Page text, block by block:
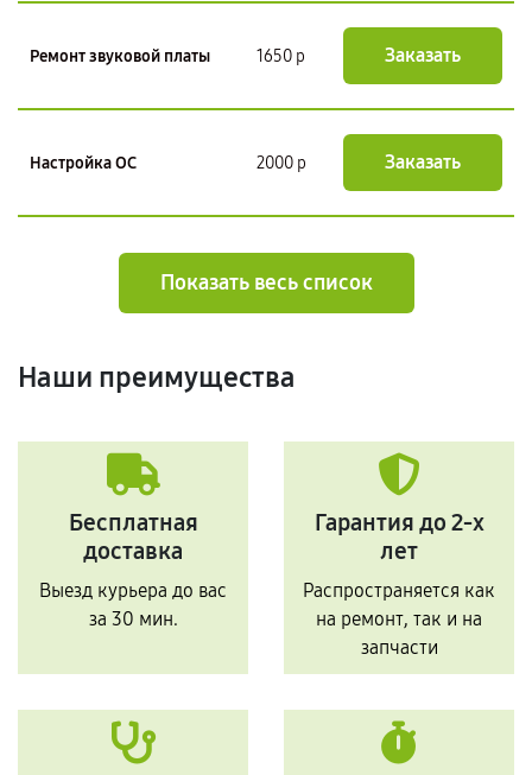
Ремонт звуковой платы 1650 р Заказать
Настройка ОС 2000 р Заказать
Показать весь список
Наши преимущества
Бесплатная
доставка
Выезд курьера до вас
за 30 мин.
Гарантия до 2-х
лет
Распространяется как
на ремонт, так и на
запчасти